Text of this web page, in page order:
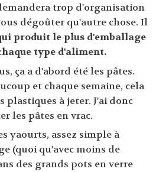
trop d'organisation
dégoûter qu'autre chose. Il
produit le plus d'emballage
type d'aliment.
ça a d'abord été les pâtes.
et chaque semaine, cela
plastiques à jeter. J'ai donc
les pâtes en vrac.
yaourts, assez simple à
(quoi qu'avec moins de
des grands pots en verre